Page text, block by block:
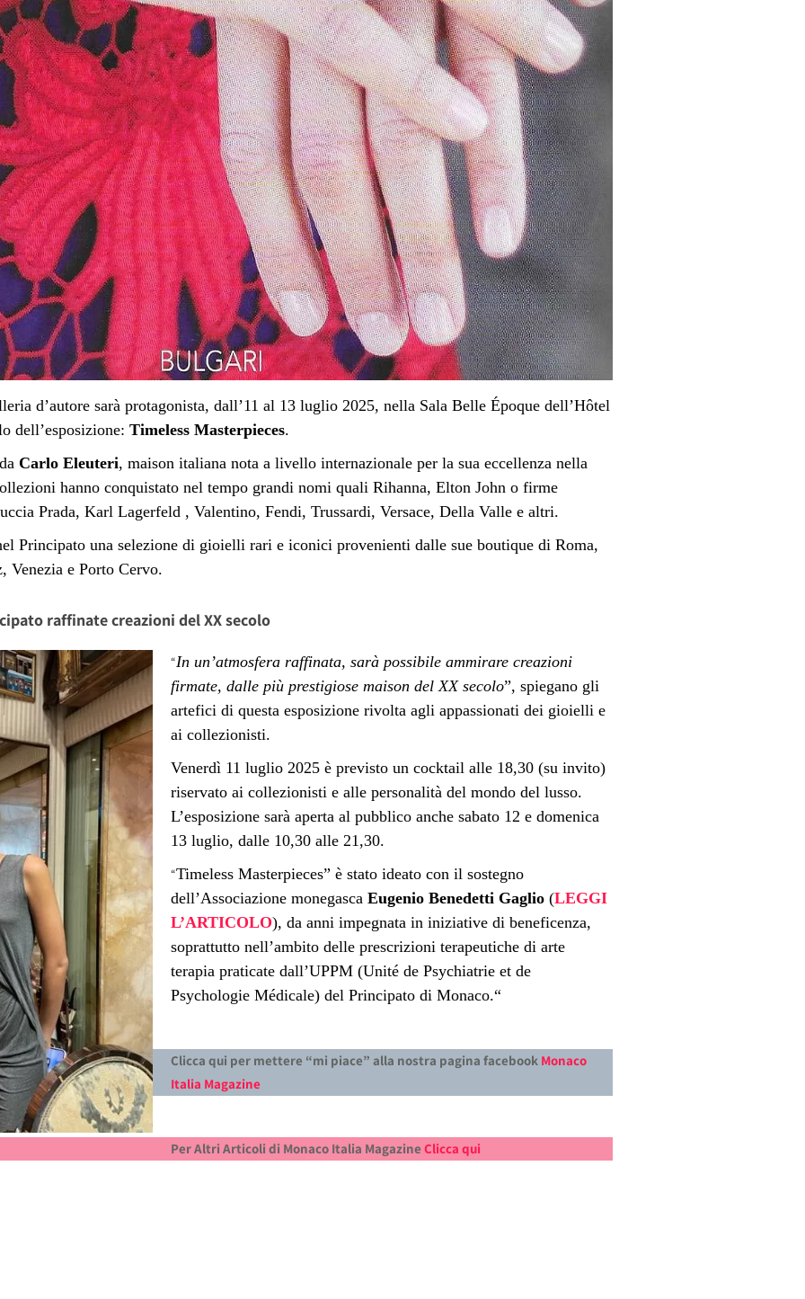
d’autore sarà protagonista, dall’11 al 13 luglio 2025, nella Sala Belle Époque dell’Hôtel
dell’esposizione: Timeless Masterpieces.
Carlo Eleuteri, maison italiana nota a livello internazionale per la sua eccellenza nella
hanno conquistato nel tempo grandi nomi quali Rihanna, Elton John o firme
Prada, Karl Lagerfeld , Valentino, Fendi, Trussardi, Versace, Della Valle e altri.
Principato una selezione di gioielli rari e iconici provenienti dalle sue boutique di Roma,
Venezia e Porto Cervo.
raffinate creazioni del XX secolo
“In un’atmosfera raffinata, sarà possibile ammirare creazioni
firmate, dalle più prestigiose maison del XX secolo”, spiegano gli
artefici di questa esposizione rivolta agli appassionati dei gioielli e
ai collezionisti.
Venerdì 11 luglio 2025 è previsto un cocktail alle 18,30 (su invito)
riservato ai collezionisti e alle personalità del mondo del lusso.
L’esposizione sarà aperta al pubblico anche sabato 12 e domenica
13 luglio, dalle 10,30 alle 21,30.
“Timeless Masterpieces” è stato ideato con il sostegno
dell’Associazione monegasca Eugenio Benedetti Gaglio(LEGGI
L’ARTICOLO), da anni impegnata in iniziative di beneficenza,
soprattutto nell’ambito delle prescrizioni terapeutiche di arte
terapia praticate dall’UPPM (Unité de Psychiatrie et de
Psychologie Médicale) del Principato di Monaco.“
Clicca qui per mettere “mi piace” alla nostra pagina facebook Monaco
Italia Magazine
Per Altri Articoli di Monaco Italia Magazine Clicca qui